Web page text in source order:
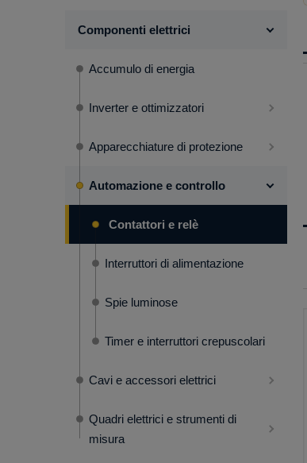
Componenti elettrici
Accumulo di energia
Inverter e ottimizzatori
Apparecchiature di protezione
Automazione e controllo
Contattori e relè
Interruttori di alimentazione
Spie luminose
Timer e interruttori crepuscolari
Cavi e accessori elettrici
Quadri elettrici e strumenti di
misura